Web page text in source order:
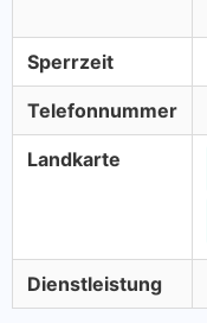
Sperrzeit
Telefonnummer
Landkarte
Dienstleistung